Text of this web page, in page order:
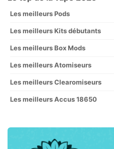
Les meilleurs Pods
Les meilleurs Kits débutants
Les meilleurs Box Mods
Les meilleurs Atomiseurs
Les meilleurs Clearomiseurs
Les meilleurs Accus 18650